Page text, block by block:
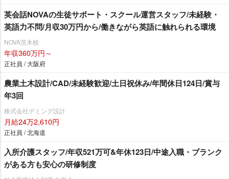
英会話NOVAの生徒サポート・スクール運営スタッフ/未経験・
英語力不問/月収30万円から/働きながら英語に触れられる環境
NOVA茨木校
年収360万円～
正社員 / 大阪府
農業土木設計/CAD/未経験歓迎/土日祝休み/年間休日124日/賞与
年3回
株式会社デミング設計
月給24万2,610円
正社員 / 北海道
入所介護スタッフ/年収521万可&年休123日/中途入職・ブランク
がある方も安心の研修制度